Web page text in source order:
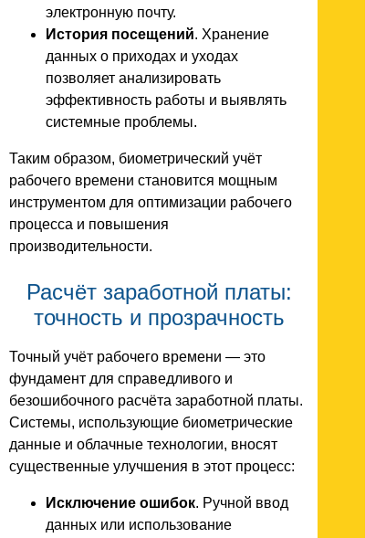
электронную почту.
История посещений. Хранение
данных о приходах и уходах
позволяет анализировать
эффективность работы и выявлять
системные проблемы.
Таким образом, биометрический учёт
рабочего времени становится мощным
инструментом для оптимизации рабочего
процесса и повышения
производительности.
Расчёт заработной платы:
точность и прозрачность
Точный учёт рабочего времени — это
фундамент для справедливого и
безошибочного расчёта заработной платы.
Системы, использующие биометрические
данные и облачные технологии, вносят
существенные улучшения в этот процесс:
Исключение ошибок. Ручной ввод
данных или использование